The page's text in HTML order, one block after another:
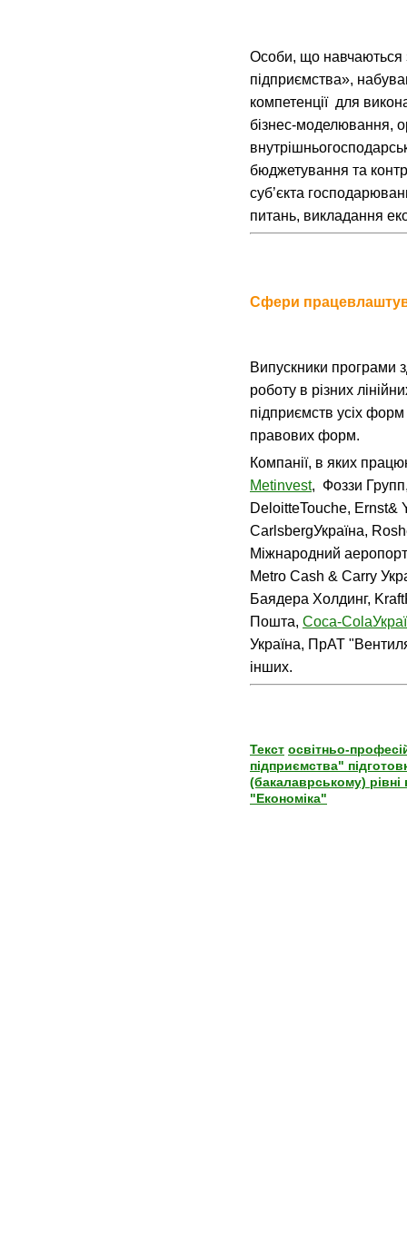
Особи, що навчаються
підприємства»,
компетенції для
бізнес-моделювання,
бюджетування та
суб’єкта
питань, викладання
Сфери
Випускники програми
роботу в різних
підприємств усіх форм
правових форм.
Компанії, в яких
Metinvest, Фоззи
DeloitteTouche, Ernst&
CarlsbergУкраїна,
Міжнародний
Metro Cash & Carry
Баядера Холдинг,
Пошта, Coca-
Україна, ПрАТ
інших.
Текст освітньо-
підприємства"
(бакалаврському) рівні
"Економіка"